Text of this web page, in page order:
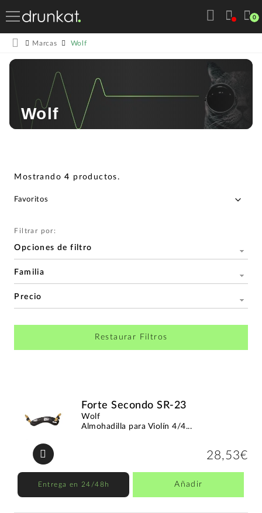
0
Marcas Wolf
Wolf
Mostrando4 productos.
Filtrar por:
Opciones de filtro
Familia
Precio
Restaurar Filtros
Forte Secondo SR-23
Wolf
Almohadilla para Violín 4/4...
28,53€
Entrega en 24/48h Añadir